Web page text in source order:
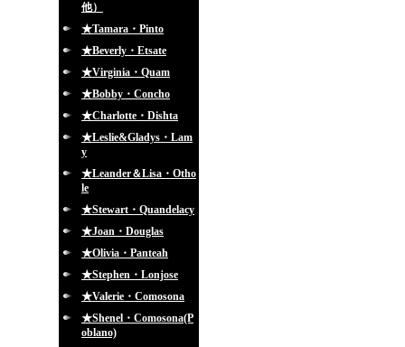
他）
★Tamara・Pinto
★Beverly・Etsate
★Virginia・Quam
★Bobby・Concho
★Charlotte・Dishta
★Leslie&Gladys・Lam
y
★Leander＆Lisa・Otho
le
★Stewart・Quandelacy
★Joan・Douglas
★Olivia・Panteah
★Stephen・Lonjose
★Valerie・Comosona
★Shenel・Comosona(P
oblano)